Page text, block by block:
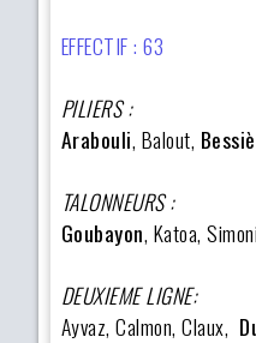
EFFECTIF : 63
PILIERS :
Arabouli, Balout,
TALONNEURS :
Goubayon, Katoa,
DEUXIEME LIGNE:
Ayvaz, Calmon, Claux,